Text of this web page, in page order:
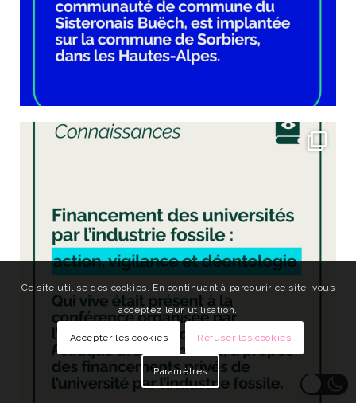
Ce site utilise des cookies. En continuant à parcourir ce site, vous
acceptez leur utilisation.
Accepter les cookies Refuser les cookies
Paramètres